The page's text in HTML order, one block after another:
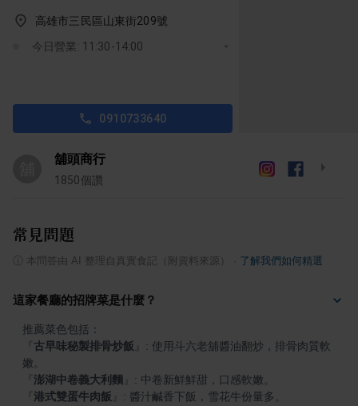
高雄市三民區山東街209號
今日營業: 11:30-14:00
0910733640
舖頭商行
1850個讚
常見問題
本問答由 AI 整理自真實食記（附資料來源） 了解我們如何精選
這家餐廳的招牌菜是什麼？
古早味秘製排骨炒飯
: 使用斗六老舖醬油翻炒，排骨肉質軟
澎湖中卷義大利麵
港式雙蛋牛肉飯